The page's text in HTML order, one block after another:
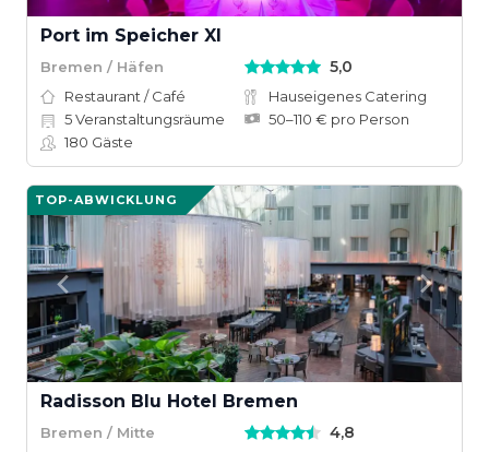
Port im Speicher XI
Bremen / Häfen 5,0
Restaurant / Café
Hauseigenes Catering
5Veranstaltungsräume
50–110 € pro Person
180 Gäste
TOP-ABWICKLUNG
Radisson Blu Hotel Bremen
Bremen / Mitte 4,8